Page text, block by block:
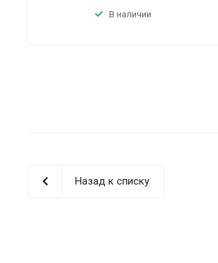
В наличии
Назад к списку